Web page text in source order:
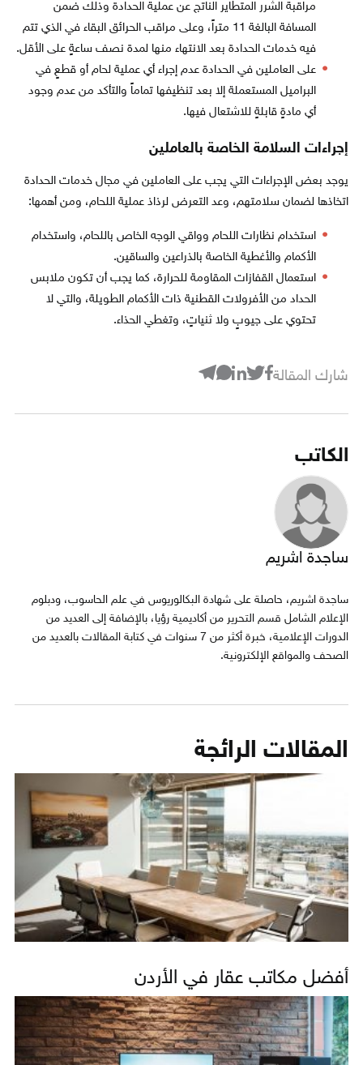
مراقبة الشرر المتطاير الناتج عن عملية الحدادة وذلك ضمن
المسافة البالغة 11 متراً، وعلى مراقب الحرائق البقاء في الذي تتم
فيه خدمات الحدادة بعد الانتهاء منها لمدة نصف ساعةٍ على الأقل.
على العاملين في الحدادة عدم إجراء أي عملية لحام أو قطعٍ في
البراميل المستعملة إلا بعد تنظيفها تماماً والتأكد من عدم وجود
أي مادةٍ قابلةٍ للاشتعال فيها.
إجراءات السلامة الخاصة بالعاملين
يوجد بعض الإجراءات التي يجب على العاملين في مجال خدمات الحدادة
اتخاذها لضمان سلامتهم، وعد التعرض لرذاذ عملية اللحام، ومن أهمها:
استخدام نظارات اللحام وواقي الوجه الخاص باللحام، واستخدام
الأكمام والأغطية الخاصة بالذراعين والساقين.
استعمال القفازات المقاومة للحرارة، كما يجب أن تكون ملابس
الحداد من الأفرولات القطنية ذات الأكمام الطويلة، والتي لا
تحتوي على جيوبٍ ولا ثنياتٍ، وتغطي الحذاء.
شارك المقالة
الكاتب
ساجدة اشريم
ساجدة اشريم، حاصلة على شهادة البكالوريوس في علم الحاسوب، ودبلوم
الإعلام الشامل قسم التحرير من أكاديمية رؤيا، بالإضافة إلى العديد من
الدورات الإعلامية، خبرة أكثر من 7 سنوات في كتابة المقالات بالعديد من
الصحف والمواقع الإلكترونية.
المقالات الرائجة
أفضل مكاتب عقار في الأردن